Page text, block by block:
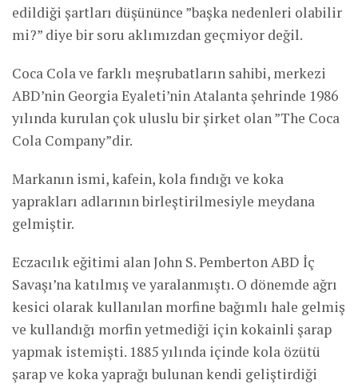
edildiği şartları düşününce ”başka nedenleri olabilir
mi?” diye bir soru aklımızdan geçmiyor değil.
Coca Cola ve farklı meşrubatların sahibi, merkezi
ABD’nin Georgia Eyaleti’nin Atalanta şehrinde 1986
yılında kurulan çok uluslu bir şirket olan ”The Coca
Cola Company”dir.
Markanın ismi, kafein, kola fındığı ve koka
yaprakları adlarının birleştirilmesiyle meydana
gelmiştir.
Eczacılık eğitimi alan John S. Pemberton ABD İç
Savaşı’na katılmış ve yaralanmıştı. O dönemde ağrı
kesici olarak kullanılan morfine bağımlı hale gelmiş
ve kullandığı morfin yetmediği için kokainli şarap
yapmak istemişti. 1885 yılında içinde kola özütü
şarap ve koka yaprağı bulunan kendi geliştirdiği